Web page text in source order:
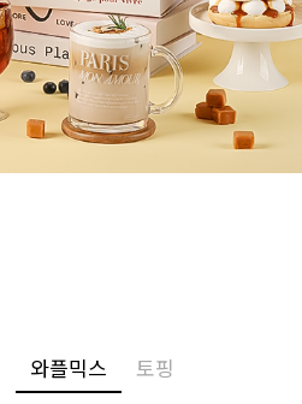
와플믹스 토핑